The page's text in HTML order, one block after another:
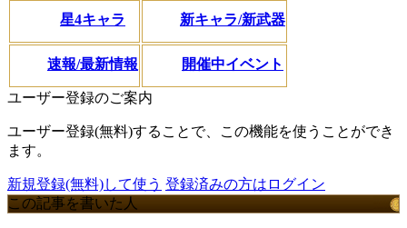
星4キャラ 新キャラ/新武器
速報/最新情報 開催中イベント
ユーザー登録のご案内
ユーザー登録(無料)することで、この機能を使うことができ
ます。
新規登録(無料)して使う 登録済みの方はログイン
この記事を書いた人